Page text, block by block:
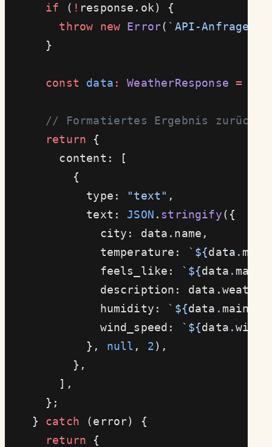
      if
( ! response.ok) {
        throw
new Error( `API-Anfrage
      }
      const
data : WeatherResponse =
// Formatiertes Ergebnis
      return
{
        content: [
          {
            type:
"text" ,
            text:
JSON . stringify({
              city: data.name,
              temperature:
`${data . main
              feels_like:
`${data . main
description:
              humidity:
`${data . main
              wind_speed:
`${data .wind
            },
null , 2),
          },
        ],
      };
    }
catch (error) {
      return
{